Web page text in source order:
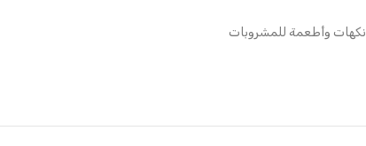
نكهات وأطعمة للمشروبات